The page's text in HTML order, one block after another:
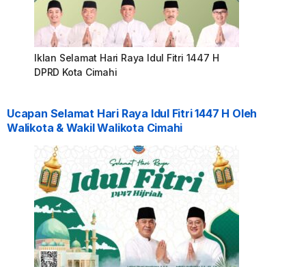
Iklan Selamat Hari Raya Idul Fitri 1447 H
DPRD Kota Cimahi
Ucapan Selamat Hari Raya Idul Fitri 1447 H Oleh
Walikota & Wakil Walikota Cimahi